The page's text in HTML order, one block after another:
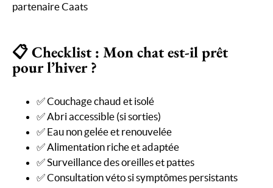
partenaire Caats
📋 Checklist : Mon chat est-il prêt
pour l’hiver ?
✅ Couchage chaud et isolé
✅ Abri accessible (si sorties)
✅ Eau non gelée et renouvelée
✅ Alimentation riche et adaptée
✅ Surveillance des oreilles et pattes
✅ Consultation véto si symptômes persistants